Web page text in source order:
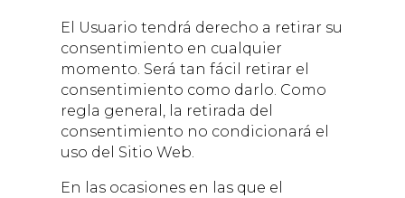
El Usuario tendrá derecho a retirar su
consentimiento en cualquier
momento. Será tan fácil retirar el
consentimiento como darlo. Como
regla general, la retirada del
consentimiento no condicionará el
uso del Sitio Web.
En las ocasiones en las que el